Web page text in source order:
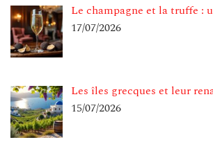
Le champagne et la truffe :
17/07/2026
Les îles grecques et leur
15/07/2026